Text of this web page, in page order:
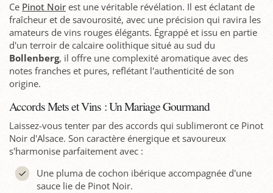
Ce Pinot Noir est une véritable révélation. Il est éclatant de
fraîcheur et de savourosité, avec une précision qui ravira les
amateurs de vins rouges élégants. Égrappé et issu en partie
d'un terroir de calcaire oolithique situé au sud du
Bollenberg, il offre une complexité aromatique avec des
notes franches et pures, reflétant l'authenticité de son
origine.
Accords Mets et Vins : Un Mariage Gourmand
Laissez-vous tenter par des accords qui sublimeront ce Pinot
Noir d'Alsace. Son caractère énergique et savoureux
s'harmonise parfaitement avec :
Une pluma de cochon ibérique accompagnée d'une
sauce lie de Pinot Noir.